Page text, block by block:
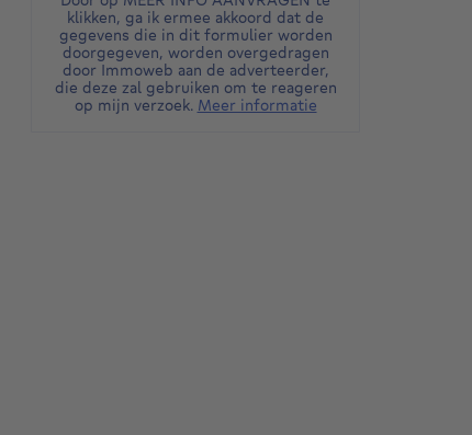
klikken, ga ik ermee akkoord dat de
gegevens die in dit formulier worden
doorgegeven, worden overgedragen
door Immoweb aan de adverteerder,
die deze zal gebruiken om te reageren
op mijn verzoek. Meer informatie